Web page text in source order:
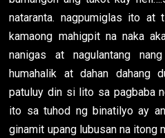
nataranta. nagpumiglas ito at
kamaong mahigpit na naka
nanigas at nagulantang
humahalik at dahan dahang
patuluy din si lito sa pagbaba
ito sa tuhod ng binatilyo ay
ginamit upang lubusan na itong